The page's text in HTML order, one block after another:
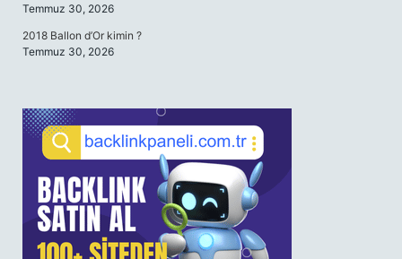
Temmuz 30, 2026
2018 Ballon d’Or kimin ?
Temmuz 30, 2026